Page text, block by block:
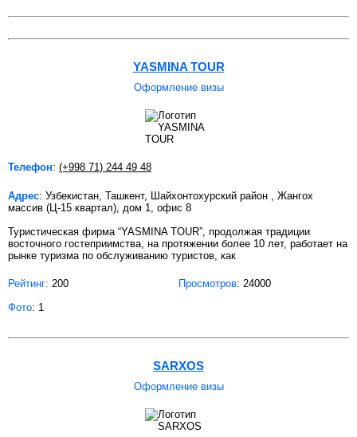
YASMINA TOUR
Оформление визы
Телефон: (+998 71) 244 49 48
Адрес: Узбекистан, Ташкент, Шайхонтохурский район , Жангох
массив (Ц-15 квартал), дом 1, офис 8
Туристическая фирма “YASMINA TOUR”, продолжая традиции
восточного гостеприимства, на протяжении более 10 лет, работает на
рынке туризма по обслуживанию туристов, как
Рейтинг: 200 Просмотров: 24000
Фото: 1
SARXOS
Оформление визы